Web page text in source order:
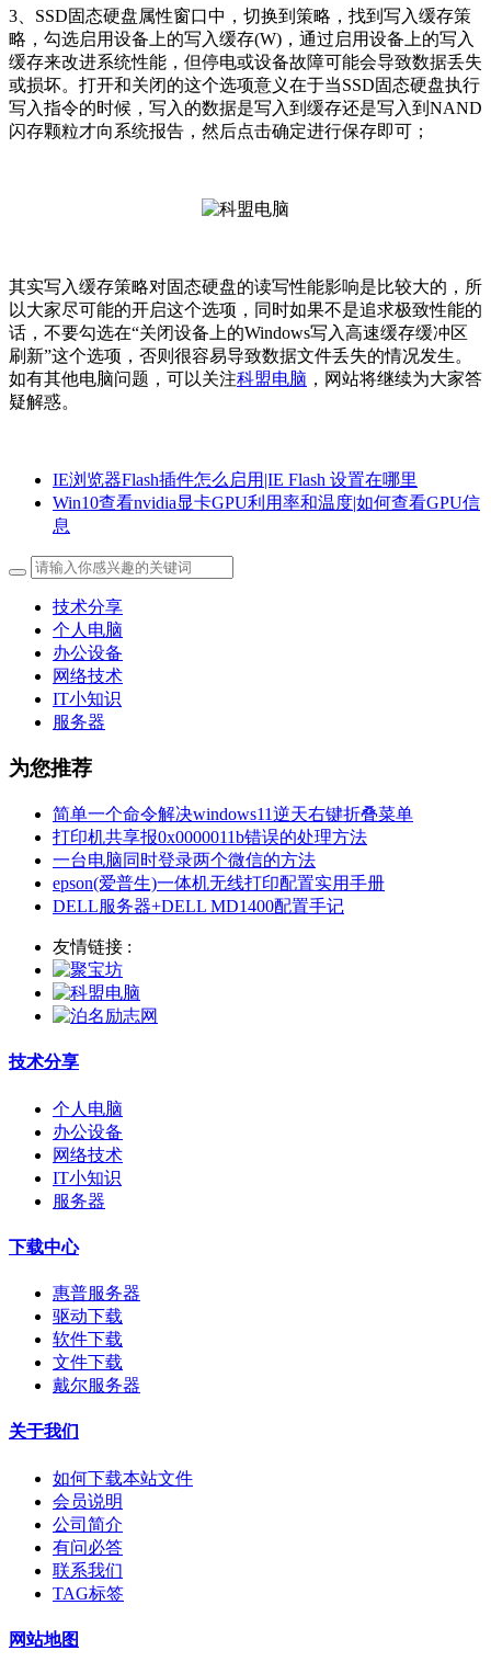
3、SSD固态硬盘属性窗口中，切换到策略，找到写入缓存策
略，勾选启用设备上的写入缓存(W)，通过启用设备上的写入
缓存来改进系统性能，但停电或设备故障可能会导致数据丢失
或损坏。打开和关闭的这个选项意义在于当SSD固态硬盘执行
写入指令的时候，写入的数据是写入到缓存还是写入到NAND
闪存颗粒才向系统报告，然后点击确定进行保存即可；
其实写入缓存策略对固态硬盘的读写性能影响是比较大的，所
以大家尽可能的开启这个选项，同时如果不是追求极致性能的
话，不要勾选在“关闭设备上的Windows写入高速缓存缓冲区
刷新”这个选项，否则很容易导致数据文件丢失的情况发生。
如有其他电脑问题，可以关注科盟电脑 ，网站将继续为大家答
疑解惑。
IE浏览器Flash插件怎么启用|IE Flash 设置在哪里
Win10查看nvidia显卡GPU利用率和温度|如何查看GPU信
息
技术分享
个人电脑
办公设备
网络技术
IT小知识
服务器
为您推荐
简单一个命令解决windows11逆天右键折叠菜单
打印机共享报0x0000011b错误的处理方法
一台电脑同时登录两个微信的方法
epson(爱普生)一体机无线打印配置实用手册
DELL服务器+DELL MD1400配置手记
友情链接 :
技术分享
个人电脑
办公设备
网络技术
IT小知识
服务器
下载中心
惠普服务器
驱动下载
软件下载
文件下载
戴尔服务器
关于我们
如何下载本站文件
会员说明
公司简介
有问必答
联系我们
TAG标签
网站地图